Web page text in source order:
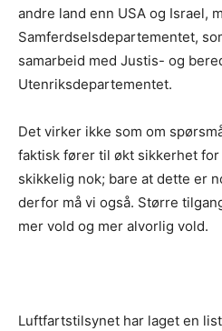
andre land enn USA og Israel,
Samferdselsdepartementet,
samarbeid med Justis- og
Utenriksdepartementet.
Det virker ikke som om
faktisk fører til økt sikkerhet
skikkelig nok; bare at dette er
derfor må vi også. Større
mer vold og mer alvorlig vold.
Luftfartstilsynet har laget en